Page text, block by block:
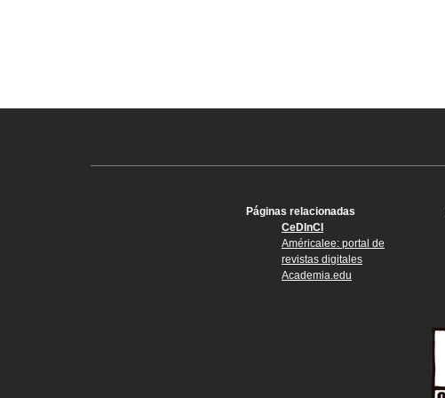
Páginas relacionadas
CeDInCI
Américalee: portal de
revistas digitales
Academia.edu